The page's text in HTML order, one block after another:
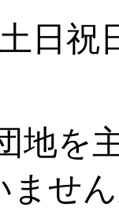
日祝
を
ませ